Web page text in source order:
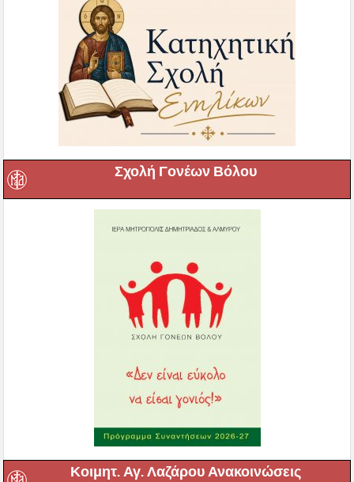
Σχολή Γονέων Βόλου
Κοιμητ. Αγ. Λαζάρου Ανακοινώσεις